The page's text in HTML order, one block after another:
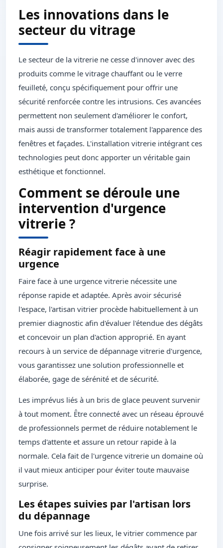
Les innovations dans le
secteur du vitrage
Le secteur de la vitrerie ne cesse d'innover avec des
produits comme le vitrage chauffant ou le verre
feuilleté, conçu spécifiquement pour offrir une
sécurité renforcée contre les intrusions. Ces avancées
permettent non seulement d'améliorer le confort,
mais aussi de transformer totalement l'apparence des
fenêtres et façades. L'installation vitrerie intégrant ces
technologies peut donc apporter un véritable gain
esthétique et fonctionnel.
Comment se déroule une
intervention d'urgence
vitrerie ?
Réagir rapidement face à une
urgence
Faire face à une urgence vitrerie nécessite une
réponse rapide et adaptée. Après avoir sécurisé
l'espace, l'artisan vitrier procède habituellement à un
premier diagnostic afin d'évaluer l'étendue des dégâts
et concevoir un plan d'action approprié. En ayant
recours à un service de dépannage vitrerie d'urgence,
vous garantissez une solution professionnelle et
élaborée, gage de sérénité et de sécurité.
Les imprévus liés à un bris de glace peuvent survenir
à tout moment. Être connecté avec un réseau éprouvé
de professionnels permet de réduire notablement le
temps d'attente et assure un retour rapide à la
normale. Cela fait de l'urgence vitrerie un domaine où
il vaut mieux anticiper pour éviter toute mauvaise
surprise.
Les étapes suivies par l'artisan lors
du dépannage
Une fois arrivé sur les lieux, le vitrier commence par